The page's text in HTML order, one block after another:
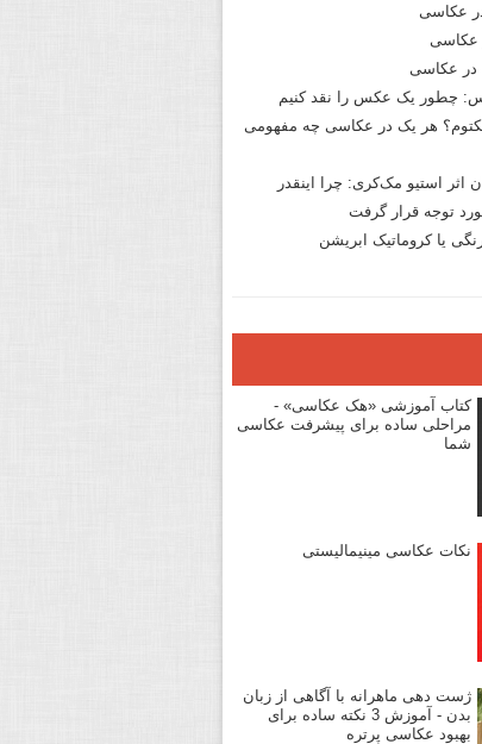
عکاسی
عکاسی
در عکاسی
چطور یک عکس را نقد کنیم
هر یک در عکاسی چه مفهومی
اثر استیو مک‌کری: چرا اینقدر
توجه قرار گرفت
یا کروماتیک ابریشن
کتاب آموزشی «هک عکاسی» -
مراحلی ساده برای پیشرفت عکاسی
شما
نکات عکاسی مینیمالیستی
ژست دهی ماهرانه با آگاهی از زبان
بدن - آموزش 3 نکته ساده برای
بهبود عکاسی پرتره